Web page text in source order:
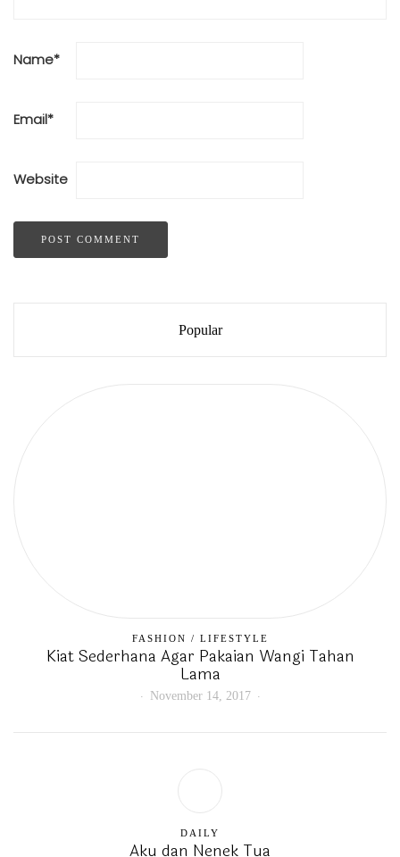
Name*
Email*
Website
Popular
FASHION / LIFESTYLE
Kiat Sederhana Agar Pakaian Wangi Tahan
Lama
November 14, 2017
DAILY
Aku dan Nenek Tua